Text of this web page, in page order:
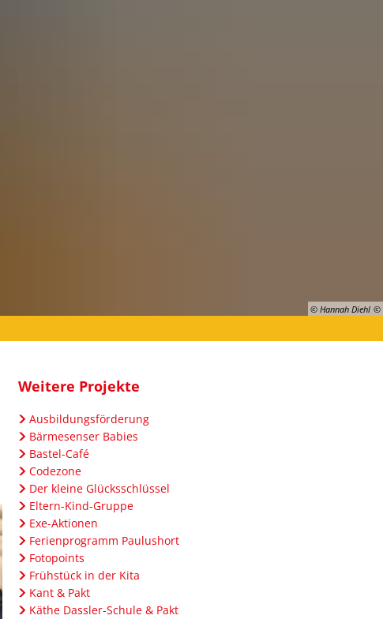
© Hannah Diehl
Weitere Projekte
Ausbildungsförderung
Bärmesenser Babies
Bastel-Café
Codezone
Der kleine Glücksschlüssel
Eltern-Kind-Gruppe
Exe-Aktionen
Ferienprogramm Paulushort
Fotopoints
Frühstück in der Kita
Kant & Pakt
Käthe Dassler-Schule & Pakt